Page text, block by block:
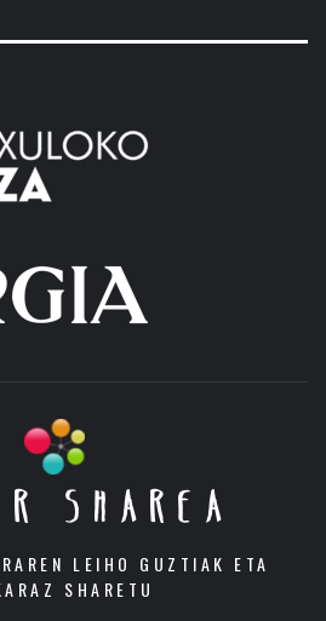
SHAREA
LEIHO GUZTIAK ETA
SHARETU